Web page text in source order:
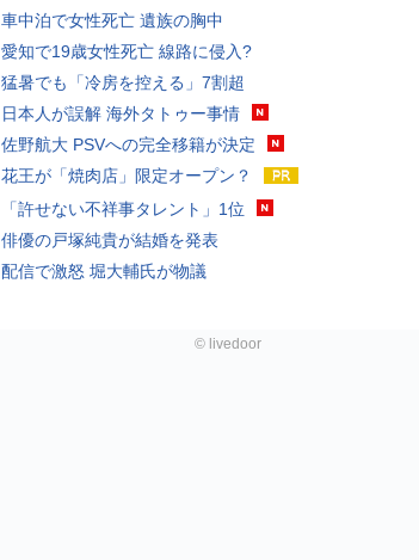
車中泊で女性死亡 遺族の胸中
愛知で19歳女性死亡 線路に侵入?
猛暑でも「冷房を控える」7割超
日本人が誤解 海外タトゥー事情
佐野航大 PSVへの完全移籍が決定
花王が「焼肉店」限定オープン？
「許せない不祥事タレント」1位
俳優の戸塚純貴が結婚を発表
配信で激怒 堀大輔氏が物議
© livedoor